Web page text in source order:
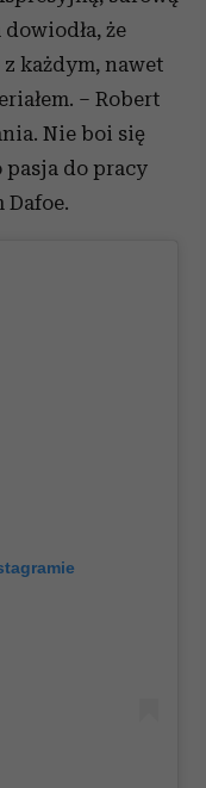
że
każdym, nawet
– Robert
Nie boi się
do pracy
Dafoe.